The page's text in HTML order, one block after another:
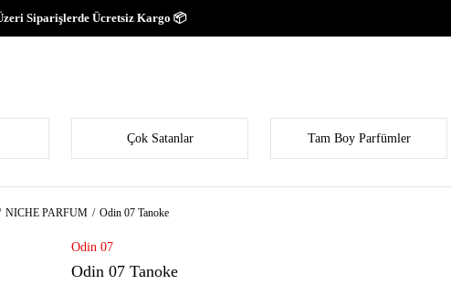
Siparişlerde Ücretsiz Kargo 📦
Çok Satanlar Tam Boy Parfümler
NICHE PARFUM Odin 07 Tanoke
Odin 07
Odin 07 Tanoke